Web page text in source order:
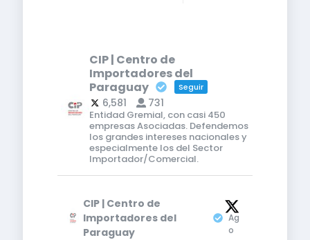
CIP | Centro de
Importadores del
Paraguay
Seguir
6,581 731
Entidad Gremial, con casi 450
empresas Asociadas. Defendemos
los grandes intereses nacionales y
especialmente los del Sector
Importador/Comercial.
CIP | Centro de
Importadores del
Paraguay
5
Ag
o